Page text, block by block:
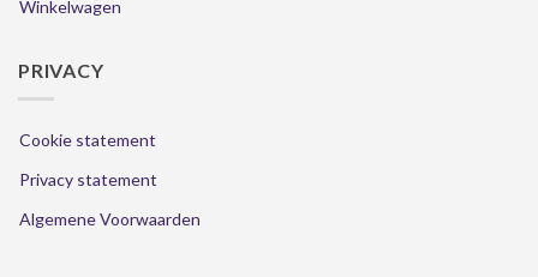
Winkelwagen
PRIVACY
Cookie statement
Privacy statement
Algemene Voorwaarden